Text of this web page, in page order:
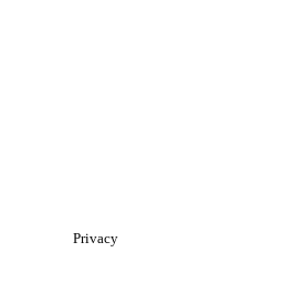
Privacy